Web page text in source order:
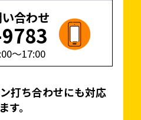
合わせ
〜17:00
打ち合わせにも対応
す。